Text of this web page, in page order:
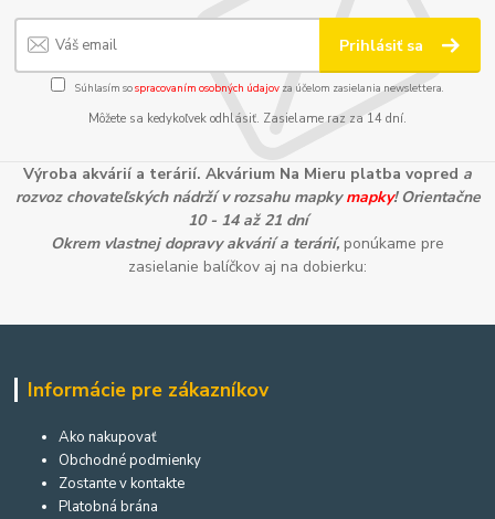
Prihlásiť sa
Súhlasím sospracovaním osobných údajov za účelom zasielania newslettera.
Môžete sa kedykoľvek odhlásiť. Zasielame raz za 14 dní.
Výroba akvárií a terárií. Akvárium Na Mieru platba vopred a
rozvoz chovateľských nádrží v rozsahu mapkymapky! Orientačne
10 - 14 až 21 dní
Okrem vlastnej dopravy akvárií a terárií, ponúkame pre
zasielanie balíčkov aj na dobierku:
Informácie pre zákazníkov
Ako nakupovať
Obchodné podmienky
Zostante v kontakte
Platobná brána